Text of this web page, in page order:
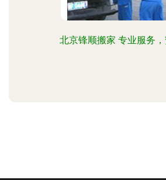
北京锋顺搬家 专业服务